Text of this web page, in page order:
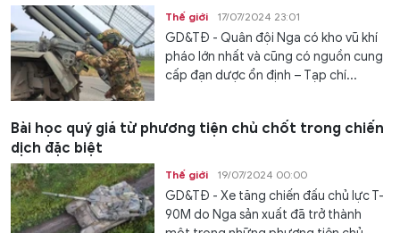
Thế giới 17/07/2024 23:01
GD&TĐ - Quân đội Nga có kho vũ khí
pháo lớn nhất và cũng có nguồn cung
cấp đạn dược ổn định – Tạp chí...
Bài học quý giá từ phương tiện chủ chốt trong chiến
dịch đặc biệt
Thế giới 19/07/2024 00:00
GD&TĐ - Xe tăng chiến đấu chủ lực T-
90M do Nga sản xuất đã trở thành